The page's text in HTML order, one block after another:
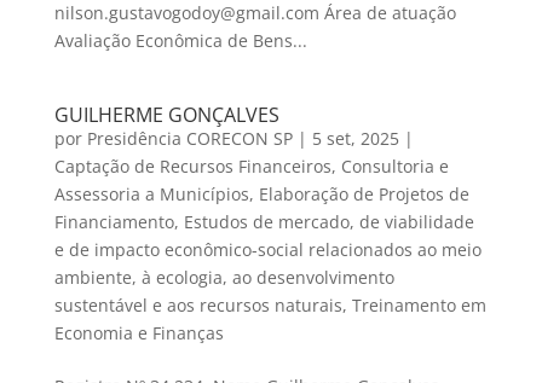
nilson.gustavogodoy@gmail.com Área de atuação
Avaliação Econômica de Bens...
GUILHERME GONÇALVES
por Presidência CORECON SP| 5 set, 2025|
Captação de Recursos Financeiros, Consultoria e
Assessoria a Municípios, Elaboração de Projetos de
Financiamento, Estudos de mercado, de viabilidade
e de impacto econômico-social relacionados ao meio
ambiente, à ecologia, ao desenvolvimento
sustentável e aos recursos naturais, Treinamento em
Economia e Finanças